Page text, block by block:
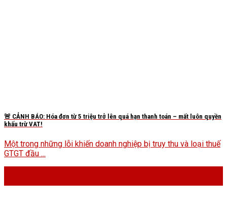
🚨 CẢNH BÁO: Hóa đơn từ 5 triệu trở lên quá hạn thanh toán – mất luôn quyền
khấu trừ VAT!
Một trong những lỗi khiến doanh nghiệp bị truy thu và loại thuế
GTGT đầu ...